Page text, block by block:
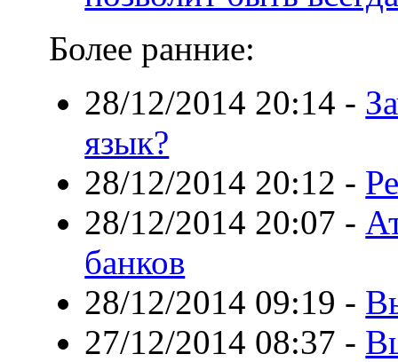
Более ранние:
28/12/2014 20:14 -
язык?
28/12/2014 20:12 -
28/12/2014 20:07 -
банков
28/12/2014 09:19 -
27/12/2014 08:37 -